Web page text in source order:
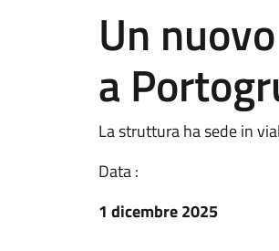
Un
a
La struttura ha sede in
Data :
1 dicembre 2025